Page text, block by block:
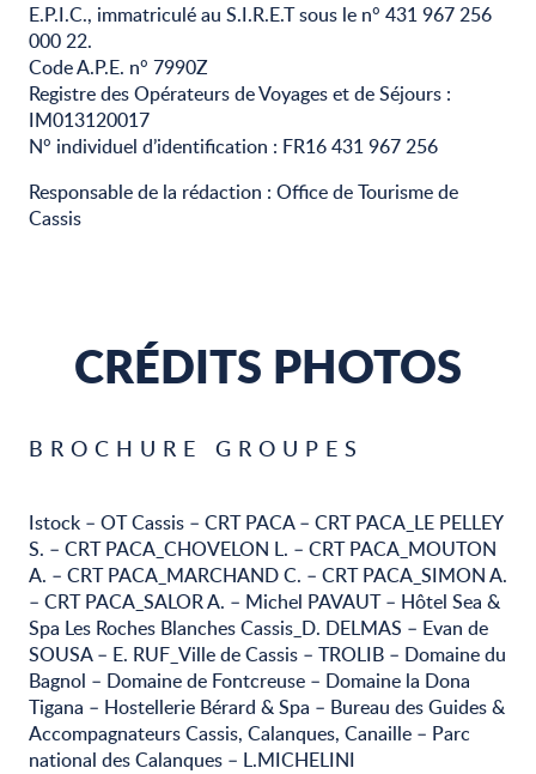
E.P.I.C., immatriculé au S.I.R.E.T sous le n° 431 967 256
000 22.
Code A.P.E. n° 7990Z
Registre des Opérateurs de Voyages et de Séjours :
IM013120017
N° individuel d’identification : FR16 431 967 256
Responsable de la rédaction : Office de Tourisme de
Cassis
CRÉDITS PHOTOS
BROCHURE GROUPES
Istock – OT Cassis – CRT PACA – CRT PACA_LE PELLEY
S. – CRT PACA_CHOVELON L. – CRT PACA_MOUTON
A. – CRT PACA_MARCHAND C. – CRT PACA_SIMON A.
– CRT PACA_SALOR A. – Michel PAVAUT – Hôtel Sea &
Spa Les Roches Blanches Cassis_D. DELMAS – Evan de
SOUSA – E. RUF_Ville de Cassis – TROLIB – Domaine du
Bagnol – Domaine de Fontcreuse – Domaine la Dona
Tigana – Hostellerie Bérard & Spa – Bureau des Guides &
Accompagnateurs Cassis, Calanques, Canaille – Parc
national des Calanques – L.MICHELINI